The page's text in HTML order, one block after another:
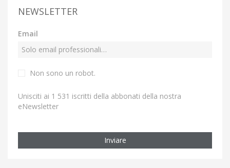
NEWSLETTER
Email
Non sono un robot.
Unisciti ai 1 531 iscritti della abbonati della nostra
eNewsletter
Inviare